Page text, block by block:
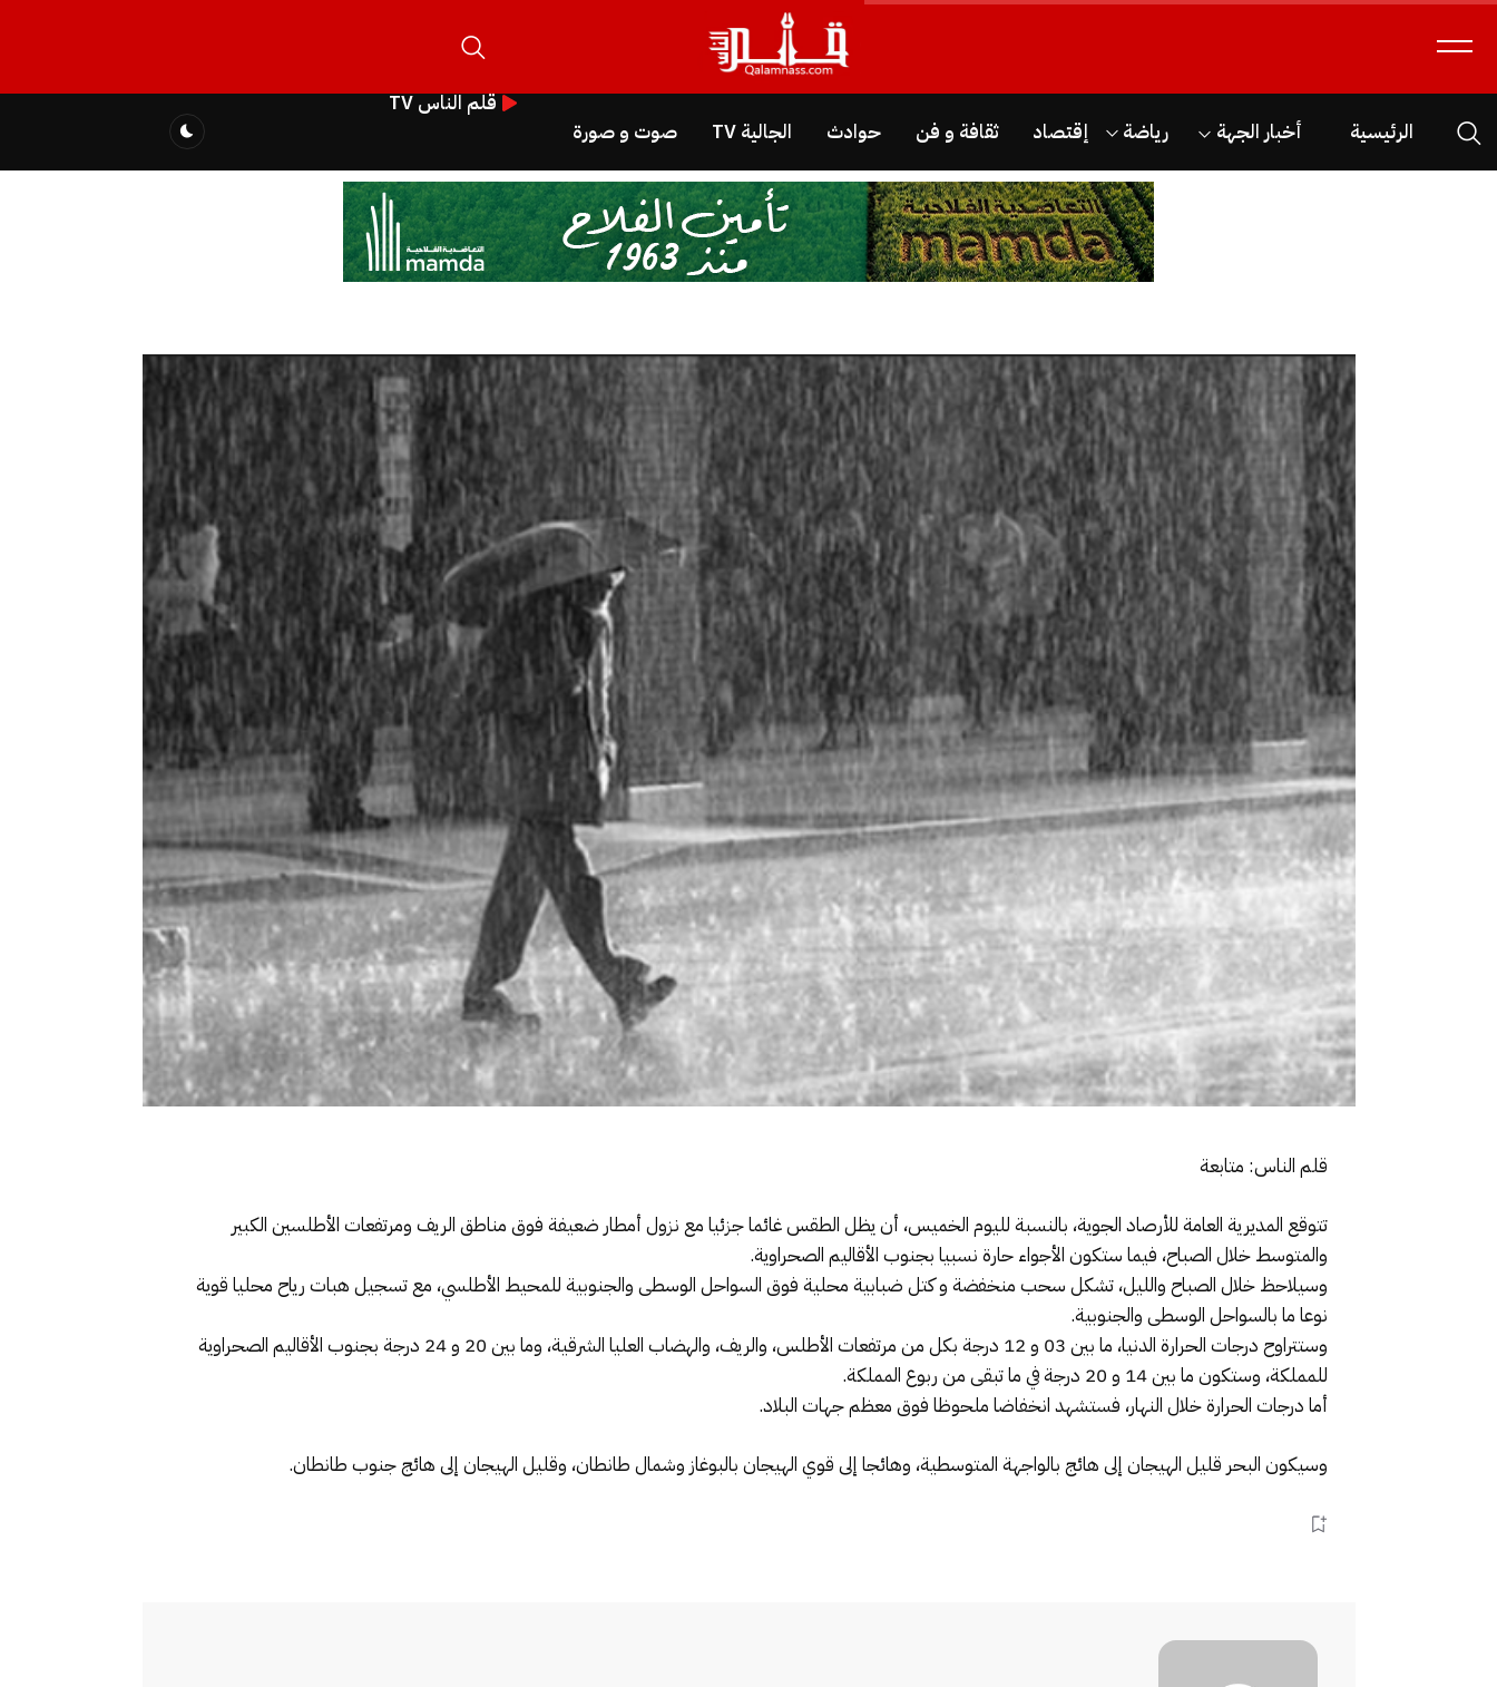
الرئيسية أخبار الجهة رياضة إقتصاد ثقافة و فن حوادث الجالية TV صوت و صورة
قلم الناس TV
قلم الناس: متابعة
تتوقع المديرية العامة للأرصاد الجوية، بالنسبة لليوم الخميس، أن يظل الطقس غائما جزئيا مع نزول أمطار ضعيفة فوق مناطق الريف ومرتفعات الأطلسين الكبير
والمتوسط خلال الصباح، فيما ستكون الأجواء حارة نسبيا بجنوب الأقاليم الصحراوية.
وسيلاحظ خلال الصباح والليل، تشكل سحب منخفضة و كتل ضبابية محلية فوق السواحل الوسطى والجنوبية للمحيط الأطلسي، مع تسجيل هبات رياح محليا قوية
نوعا ما بالسواحل الوسطى والجنوبية.
وستتراوح درجات الحرارة الدنيا، ما بين 03 و 12 درجة بكل من مرتفعات الأطلس، والريف، والهضاب العليا الشرقية، وما بين 20 و 24 درجة بجنوب الأقاليم الصحراوية
للمملكة، وستكون ما بين 14 و 20 درجة في ما تبقى من ربوع المملكة.
أما درجات الحرارة خلال النهار، فستشهد انخفاضا ملحوظا فوق معظم جهات البلاد.
وسيكون البحر قليل الهيجان إلى هائج بالواجهة المتوسطية، وهائجا إلى قوي الهيجان بالبوغاز وشمال طانطان، وقليل الهيجان إلى هائج جنوب طانطان.